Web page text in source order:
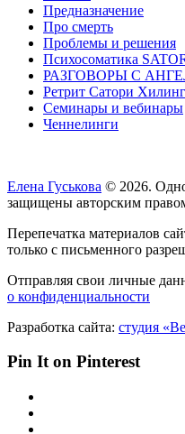
Предназначение
Про смерть
Проблемы и решения
Психосоматика
РАЗГОВОРЫ С
Ретрит Сатори Хилинг
Семинары и вебинары
Ченнелинги
Елена Гуськова © 2026.
защищены авторским
Перепечатка материалов
только с письменного
Отправляя свои личные
о конфиденциальности
Разработка сайта: студия
Pin It on Pinterest